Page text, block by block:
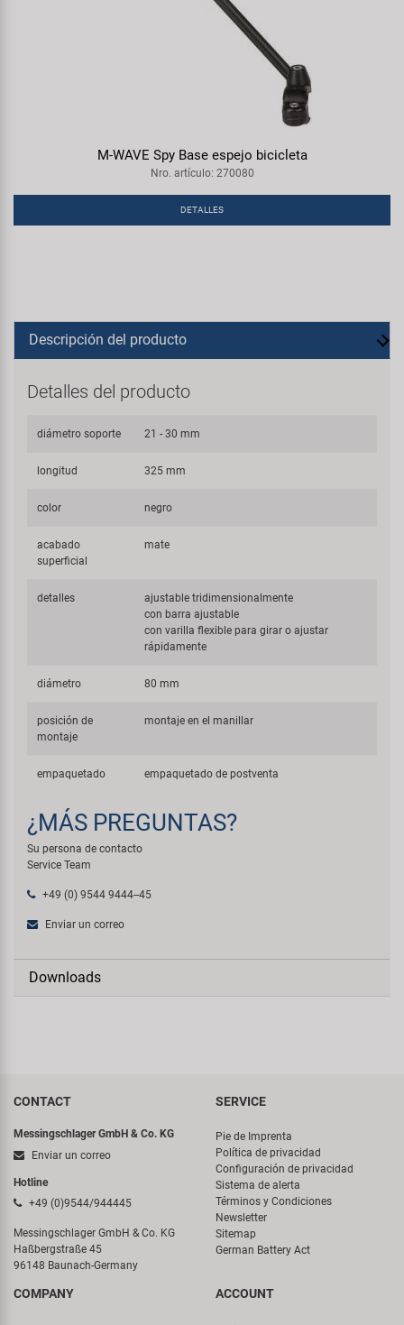
M-WAVE Spy Base espejo bicicleta
Nro. artículo: 270080
DETALLES
Descripción del producto
Detalles del producto
diámetro soporte 21 - 30 mm
longitud 325 mm
color negro
acabado
superficial
mate
detalles
ajustable tridimensionalmente
con barra ajustable
con varilla flexible para girar o ajustar
rápidamente
diámetro 80 mm
posición de
montaje
montaje en el manillar
empaquetado empaquetado de postventa
¿MÁS PREGUNTAS?
Su persona de contacto
Service Team
+49 (0) 9544 9444--45
Enviar un correo
Downloads
CONTACT
Messingschlager GmbH & Co. KG
Enviar un correo
Hotline
+49 (0)9544/944445
Messingschlager GmbH & Co. KG
Haßbergstraße 45
96148 Baunach-Germany
SERVICE
Pie de Imprenta
Política de privacidad
Configuración de privacidad
Sistema de alerta
Términos y Condiciones
Newsletter
Sitemap
German Battery Act
COMPANY ACCOUNT